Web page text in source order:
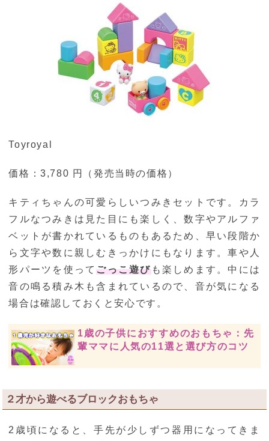
Toyroyal
価格：3,780 円（発売当時の価格）
キティちゃんの可愛らしいつみきセットです。カラ
フルなつみきは見た目にも楽しく、数字やアルファ
ベットが書かれているものもあるため、早い段階か
ら文字や数に親しむきっかけにもなります。車や人
形パーツを使ってごっこ遊びも楽しめます。中には
音の鳴る積み木も含まれているので、音が気になる
場合は確認しておくと安心です。
1歳の子供におすすめのおもちゃ：先
輩ママに人気の11選と選び方のコツ
２才から遊べるブロックおもちゃ
2歳頃になると、手先が少しずつ器用になってきま